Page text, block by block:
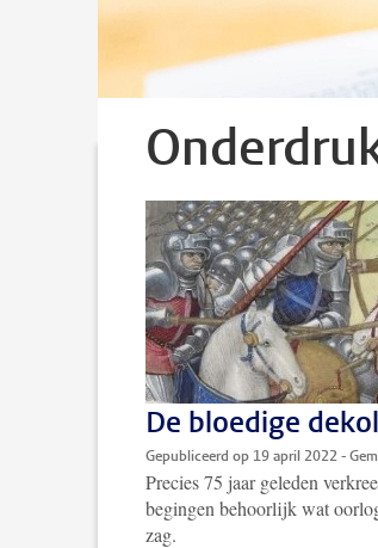
De bloedige
Gepubliceerd op 19 april 2022 -
Precies 75 jaar geleden
begingen behoorlijk wat
zag.